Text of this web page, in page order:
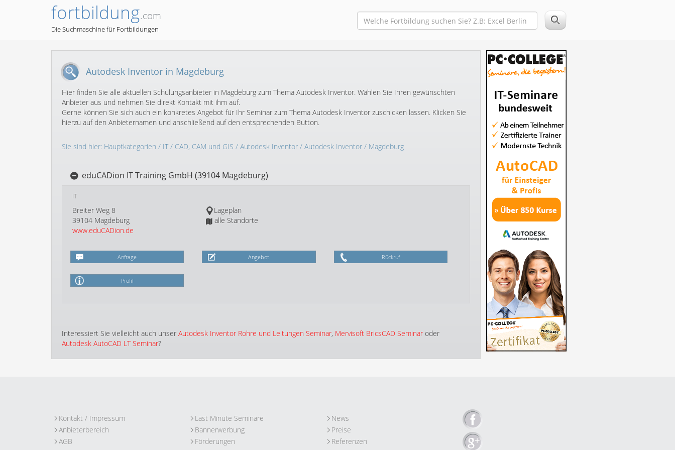
fortbildung.com
Die Suchmaschine für Fortbildungen
Autodesk Inventor in Magdeburg
Hier finden Sie alle aktuellen Schulungsanbieter in Magdeburg zum Thema Autodesk Inventor. Wählen Sie Ihren gewünschten
Anbieter aus und nehmen Sie direkt Kontakt mit ihm auf.
Gerne können Sie sich auch ein konkretes Angebot für Ihr Seminar zum Thema Autodesk Inventor zuschicken lassen. Klicken Sie
hierzu auf den Anbieternamen und anschließend auf den entsprechenden Button.
Sie sind hier: Hauptkategorien / IT/ CAD, CAM und GIS / Autodesk Inventor / Autodesk Inventor / Magdeburg
eduCADion IT Training GmbH (39104 Magdeburg)
IT
Breiter Weg 8
39104 Magdeburg
www.eduCADion.de
Lageplan
alle Standorte
Anfrage Angebot Rückruf
Profil
Interessiert Sie vielleicht auch unser Autodesk Inventor Rohre und Leitungen Seminar, Mervisoft BricsCAD Seminar oder
Autodesk AutoCAD LT Seminar?
Kontakt / Impressum
Anbieterbereich
AGB
Last Minute Seminare
Bannerwerbung
Förderungen
News
Preise
Referenzen